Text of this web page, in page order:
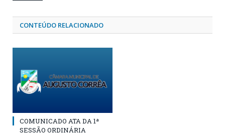
CONTEÚDO RELACIONADO
COMUNICADO ATA DA 1ª
SESSÃO ORDINÁRIA